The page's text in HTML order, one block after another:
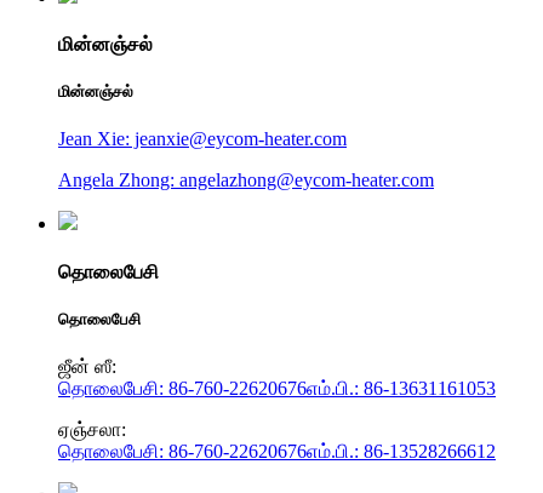
மின்னஞ்சல்
மின்னஞ்சல்
Jean Xie: jeanxie@eycom-heater.com
Angela Zhong: angelazhong@eycom-heater.com
தொலைபேசி
தொலைபேசி
ஜீன் ஸீ:
தொலைபேசி: 86-760-22620676எம்.பி.: 86-13631161053
ஏஞ்சலா:
தொலைபேசி: 86-760-22620676எம்.பி.: 86-13528266612